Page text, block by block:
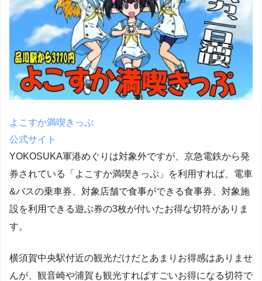
よこすか満喫きっぷ
公式サイト
YOKOSUKA軍港めぐりは対象外ですが、京急電鉄から発
券されている「よこすか満喫きっぷ」を利用すれば、電車
&バスの乗車券、対象店舗で食事ができる食事券、対象施
設を利用できる遊ぶ券の3枚が付いたお得な切符がありま
す。
横須賀中央駅付近の観光だけだとあまりお得感はありませ
んが、観音崎や浦賀も観光すればすごいお得になる切符で